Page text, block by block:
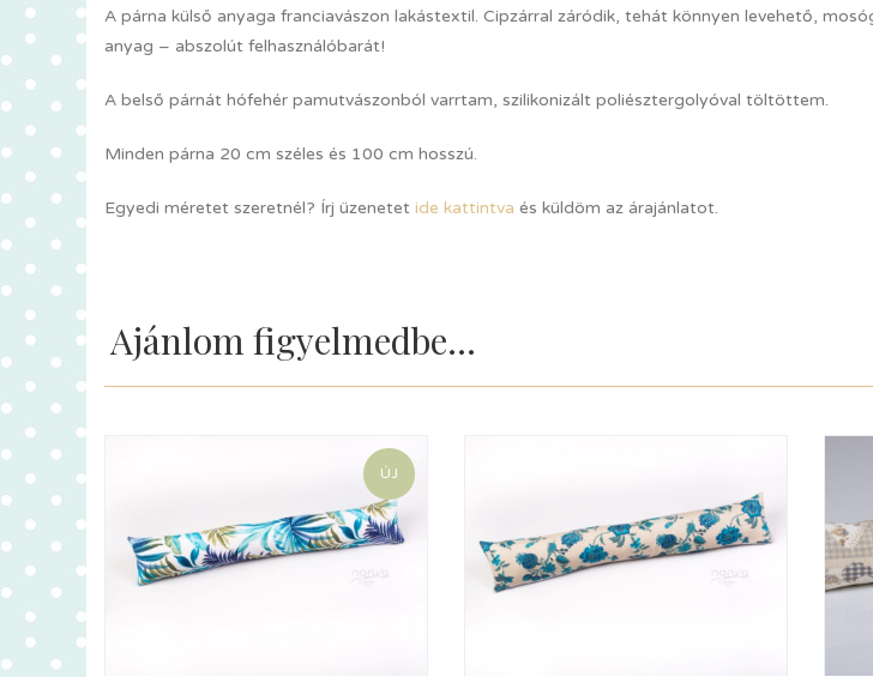
A párna külső anyaga franciavászon lakástextil. Cipzárral záródik, tehát könnyen levehető,
anyag – abszolút felhasználóbarát!
A belső párnát hófehér pamutvászonból varrtam, szilikonizált poliésztergolyóval töltöttem.
Minden párna 20 cm széles és 100 cm hosszú.
Egyedi méretet szeretnél? Írj üzenetet ide kattintva és küldöm az árajánlatot.
Ajánlom figyelmedbe...
ÚJ